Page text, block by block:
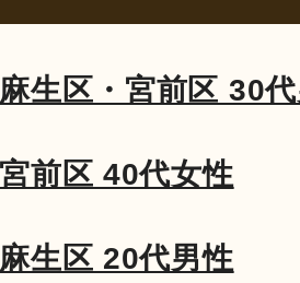
生区・宮前区 30
前区 40代女性
生区 20代男性